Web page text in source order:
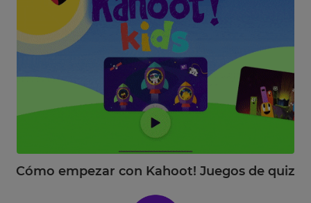
Cómo empezar con Kahoot! Juegos de quiz